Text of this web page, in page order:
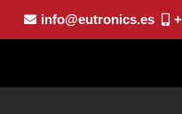
info@eutronics.es